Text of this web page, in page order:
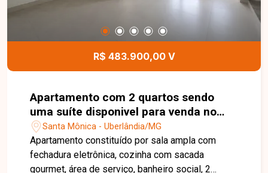
Agende uma visita e venha conhecer todos os
R$ 483.900,00 V
Apartamento com 2 quartos sendo
uma suíte disponivel para venda no
bairro Santa Mônica
Santa Mônica - Uberlândia/MG
Apartamento constituído por sala ampla com
fechadura eletrônica, cozinha com sacada
gourmet, área de serviço, banheiro social, 2